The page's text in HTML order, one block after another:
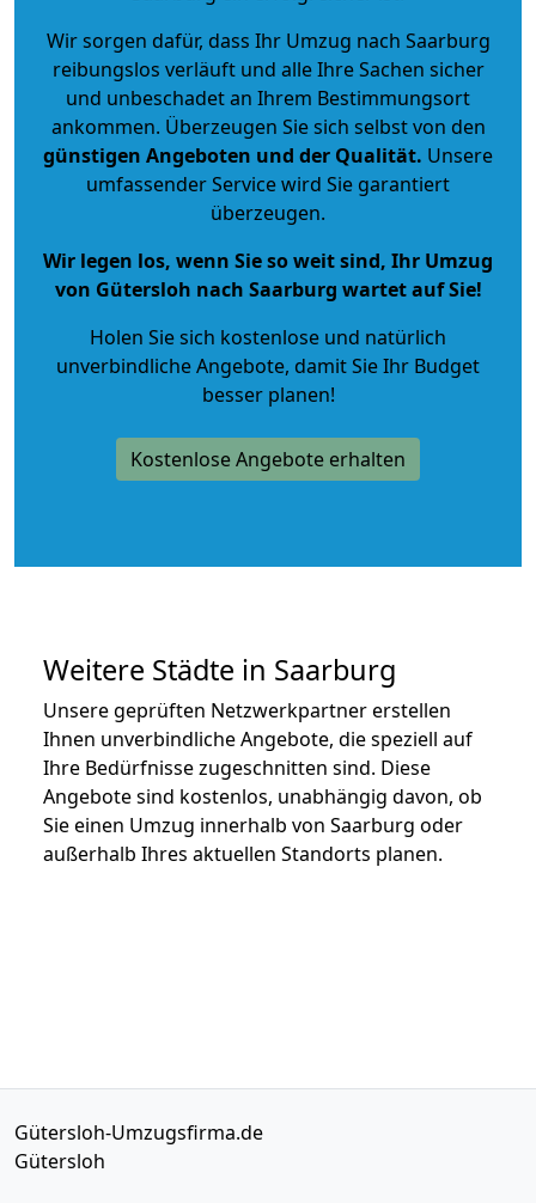
Wir sorgen dafür, dass Ihr Umzug nach Saarburg
reibungslos verläuft und alle Ihre Sachen sicher
und unbeschadet an Ihrem Bestimmungsort
ankommen. Überzeugen Sie sich selbst von den
günstigen Angeboten und der Qualität. Unsere
umfassender Service wird Sie garantiert
überzeugen.
Wir legen los, wenn Sie so weit sind, Ihr Umzug
von Gütersloh nach Saarburg wartet auf Sie!
Holen Sie sich kostenlose und natürlich
unverbindliche Angebote, damit Sie Ihr Budget
besser planen!
Kostenlose Angebote erhalten
Weitere Städte in Saarburg
Unsere geprüften Netzwerkpartner erstellen
Ihnen unverbindliche Angebote, die speziell auf
Ihre Bedürfnisse zugeschnitten sind. Diese
Angebote sind kostenlos, unabhängig davon, ob
Sie einen Umzug innerhalb von Saarburg oder
außerhalb Ihres aktuellen Standorts planen.
Gütersloh-Umzugsfirma.de
Gütersloh